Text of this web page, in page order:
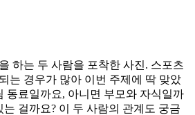
하는 두 사람을 포착한 사진. 스포츠
는 경우가 많아 이번 주제에 딱 맞았
동료일까요, 아니면 부모와 자식일까
걸까요? 이 두 사람의 관계도 궁금